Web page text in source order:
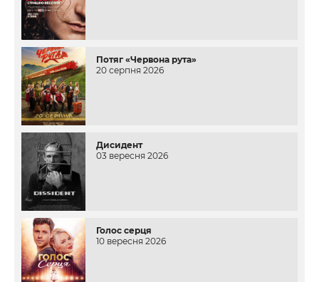
Потяг «Червона рута»
20 серпня 2026
Дисидент
03 вересня 2026
Голос серця
10 вересня 2026